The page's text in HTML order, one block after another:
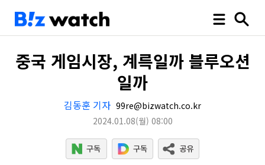
중국 게임시장, 계륵일까 블루오션
일까
김동훈 기자 99re@bizwatch.co.kr
2024.01.08(월) 08:00